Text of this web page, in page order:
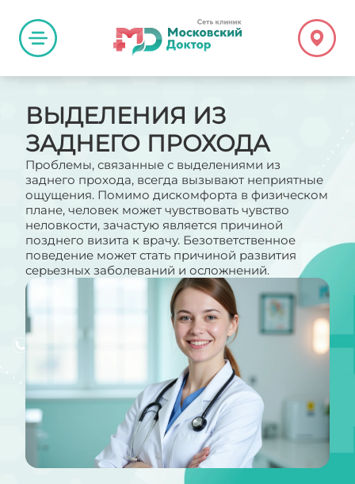
ВЫДЕЛЕНИЯ ИЗ
ЗАДНЕГО ПРОХОДА
Проблемы, связанные с выделениями из
заднего прохода, всегда вызывают неприятные
ощущения. Помимо дискомфорта в физическом
плане, человек может чувствовать чувство
неловкости, зачастую является причиной
позднего визита к врачу. Безответственное
поведение может стать причиной развития
серьезных заболеваний и осложнений.